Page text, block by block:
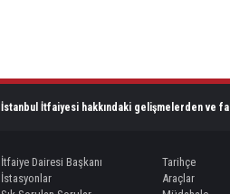
İstanbul İtfaiyesi hakkındaki gelişmelerden ve
İtfaiye Dairesi Başkanı Tarihçe
İstasyonlar
Araçlar